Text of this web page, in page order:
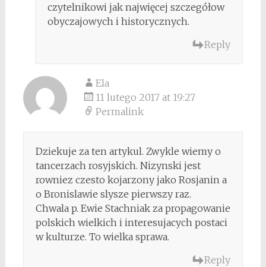
czytelnikowi jak najwięcej szczegółow
obyczajowych i historycznych.
Reply
Ela
11 lutego 2017 at 19:27
Permalink
Dziekuje za ten artykul. Zwykle wiemy o
tancerzach rosyjskich. Nizynski jest
rowniez czesto kojarzony jako Rosjanin a
o Bronislawie slysze pierwszy raz.
Chwala p. Ewie Stachniak za propagowanie
polskich wielkich i interesujacych postaci
w kulturze. To wielka sprawa.
Reply